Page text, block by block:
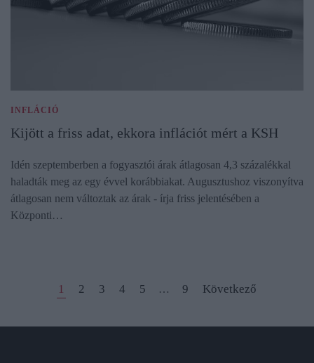
INFLÁCIÓ
Kijött a friss adat, ekkora inflációt mért a KSH
Idén szeptemberben a fogyasztói árak átlagosan 4,3 százalékkal
haladták meg az egy évvel korábbiakat. Augusztushoz viszonyítva
átlagosan nem változtak az árak - írja friss jelentésében a
Központi…
1 2 3 4 5 … 9 Következő